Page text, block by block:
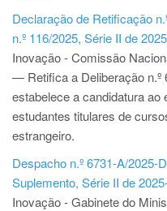
Declaração de Retificação
n.º 116/2025, Série II de
Inovação - Comissão
— Retifica a Deliberação n.º
estabelece a candidatura ao
estudantes titulares de
estrangeiro.
Despacho n.º 6731-A/2025-
Suplemento, Série II de
Inovação - Gabinete do